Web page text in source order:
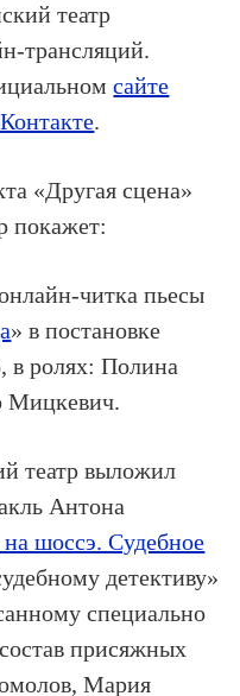
театр
трансляций.
сайте
.
«Другая сцена»
покажет:
читка пьесы
» в постановке
в ролях: Полина
Мицкевич.
театр выложил
Антона
шоссэ. Судебное
детективу»
специально
присяжных
Мария